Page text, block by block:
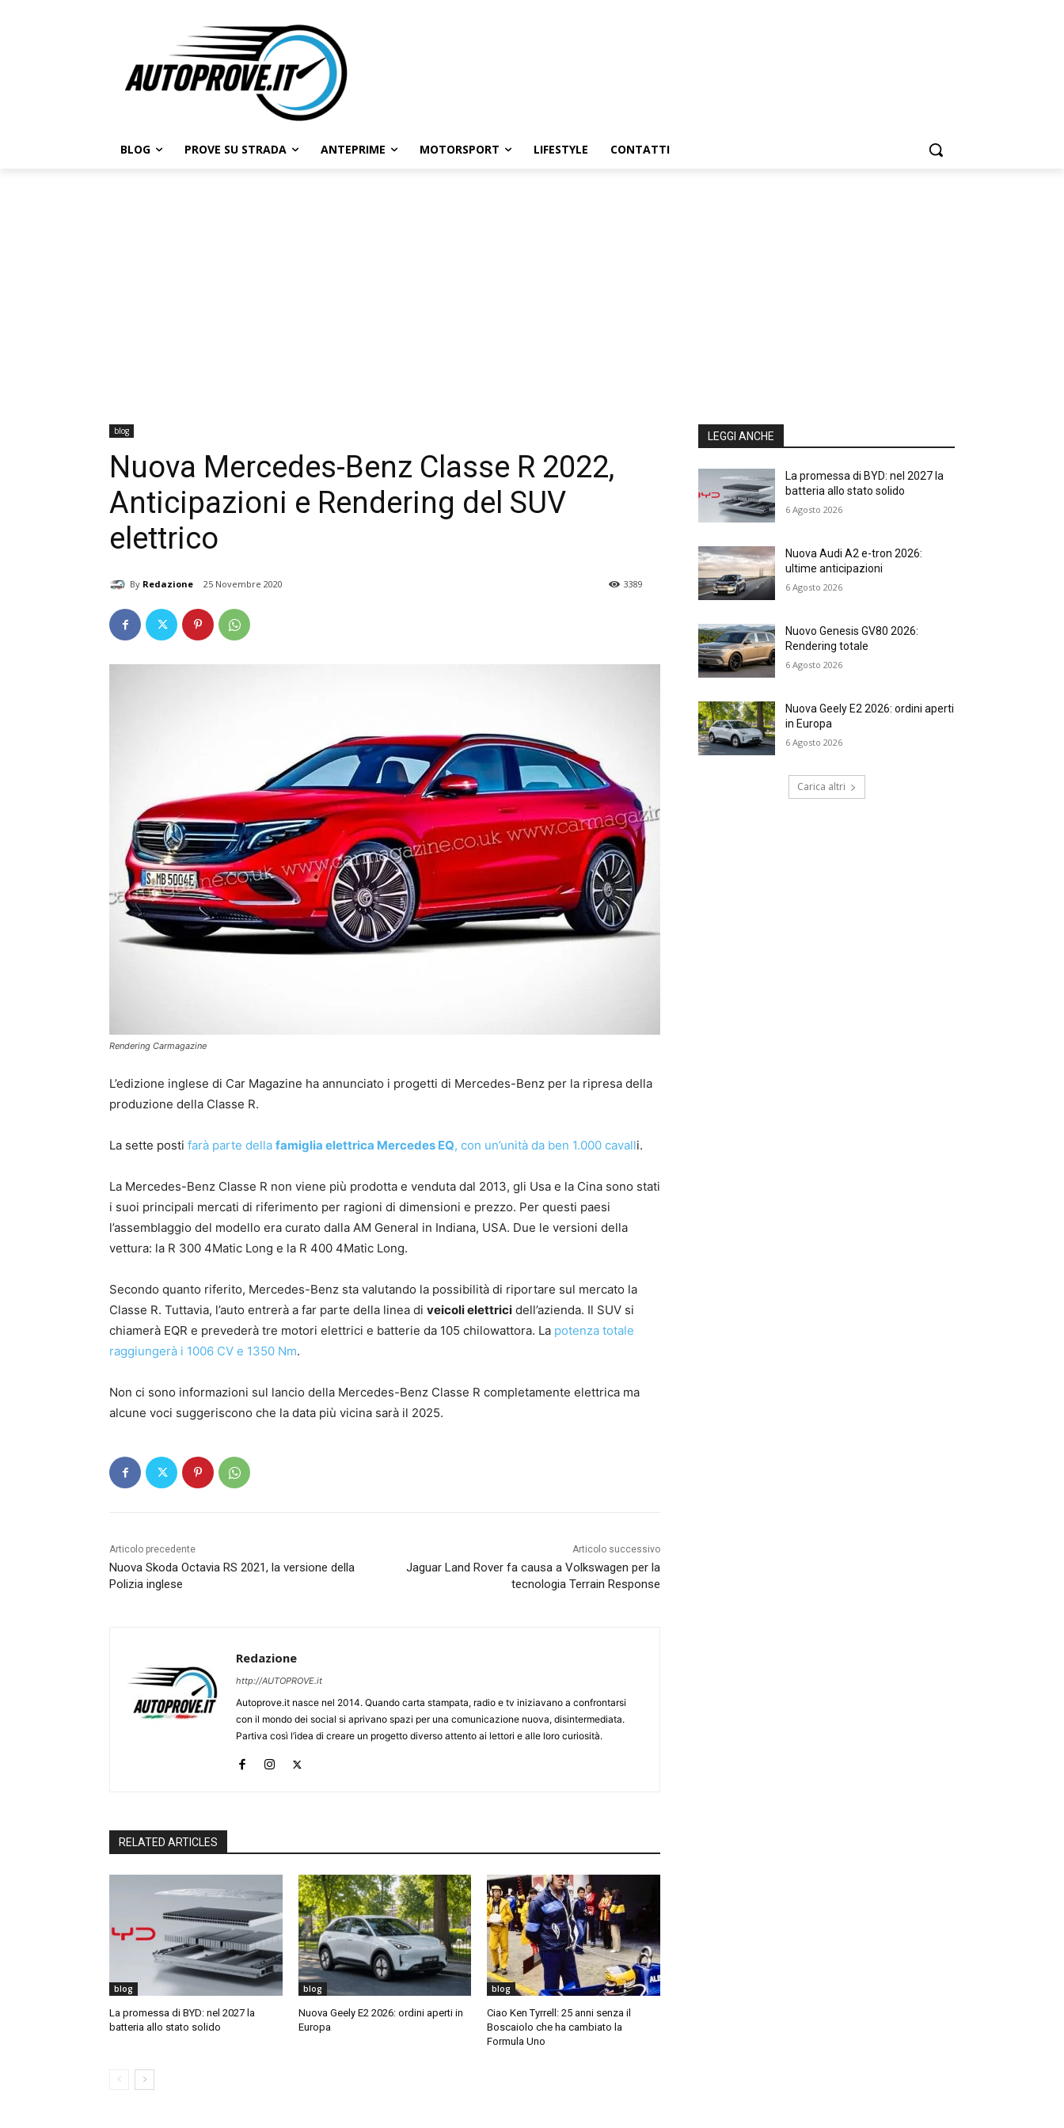
BLOG PROVE SU STRADA ANTEPRIME MOTORSPORT LIFESTYLE CONTATTI
blog
Nuova Mercedes-Benz Classe R 2022,
Anticipazioni e Rendering del SUV
elettrico
By Redazione 25 Novembre 2020 3389
Rendering Carmagazine
L’edizione inglese di Car Magazine ha annunciato i progetti di Mercedes-Benz per la ripresa della
produzione della Classe R.
La sette posti farà parte della famiglia elettrica Mercedes EQ, con un’unità da ben 1.000 cavalli.
La Mercedes-Benz Classe R non viene più prodotta e venduta dal 2013, gli Usa e la Cina sono stati
i suoi principali mercati di riferimento per ragioni di dimensioni e prezzo. Per questi paesi
l’assemblaggio del modello era curato dalla AM General in Indiana, USA. Due le versioni della
vettura: la R 300 4Matic Long e la R 400 4Matic Long.
Secondo quanto riferito, Mercedes-Benz sta valutando la possibilità di riportare sul mercato la
Classe R. Tuttavia, l’auto entrerà a far parte della linea di veicoli elettrici dell’azienda. Il SUV si
chiamerà EQR e prevederà tre motori elettrici e batterie da 105 chilowattora. La potenza totale
raggiungerà i 1006 CV e 1350 Nm.
Non ci sono informazioni sul lancio della Mercedes-Benz Classe R completamente elettrica ma
alcune voci suggeriscono che la data più vicina sarà il 2025.
Articolo precedente
Nuova Skoda Octavia RS 2021, la versione della
Polizia inglese
Articolo successivo
Jaguar Land Rover fa causa a Volkswagen per la
tecnologia Terrain Response
Redazione
http://AUTOPROVE.it
Autoprove.it nasce nel 2014. Quando carta stampata, radio e tv iniziavano a confrontarsi
con il mondo dei social si aprivano spazi per una comunicazione nuova, disintermediata.
Partiva così l’idea di creare un progetto diverso attento ai lettori e alle loro curiosità.
RELATED ARTICLES
blog
La promessa di BYD: nel 2027 la
batteria allo stato solido
blog
Nuova Geely E2 2026: ordini aperti in
Europa
blog
Ciao Ken Tyrrell: 25 anni senza il
Boscaiolo che ha cambiato la
Formula Uno
LEGGI ANCHE
La promessa di BYD: nel 2027 la
batteria allo stato solido
6 Agosto 2026
Nuova Audi A2 e-tron 2026:
ultime anticipazioni
6 Agosto 2026
Nuovo Genesis GV80 2026:
Rendering totale
6 Agosto 2026
Nuova Geely E2 2026: ordini aperti
in Europa
6 Agosto 2026
Carica altri